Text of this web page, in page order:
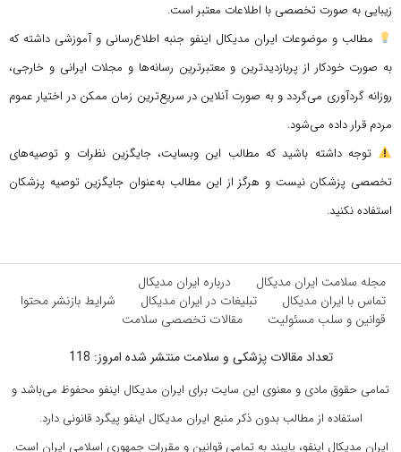
زیبایی به صورت تخصصی با اطلاعات معتبر است.
مطالب و موضوعات ایران مدیکال اینفو جنبه اطلاع‌رسانی و آموزشی داشته که
به صورت خودکار از پربازدیدترین و معتبرترین رسانه‌ها و مجلات ایرانی و خارجی،
روزانه گردآوری می‌گردد و به صورت آنلاین در سریع‌ترین زمان ممکن در اختیار عموم
مردم قرار داده می‌شود.
توجه داشته باشید که مطالب این وبسایت، جایگزین نظرات و توصیه‌های
تخصصی پزشکان نیست و هرگز از این مطالب به‌عنوان جایگزین توصیه پزشکان
استفاده نکنید.
مجله سلامت ایران مدیکال
درباره ایران مدیکال
تماس با ایران مدیکال
تبلیغات در ایران مدیکال
شرایط بازنشر محتوا
قوانین و سلب مسئولیت
مقالات تخصصی سلامت
تعداد مقالات پزشکی و سلامت منتشر شده امروز: 118
تمامی حقوق مادی و معنوی این سایت برای ایران مدیکال اینفو محفوظ می‌باشد و
استفاده از مطالب بدون ذکر منبع ایران مدیکال اینفو پیگرد قانونی دارد.
ایران مدیکال اینفو، پایبند به تمامی قوانین و مقررات جمهوری اسلامی ایران است.